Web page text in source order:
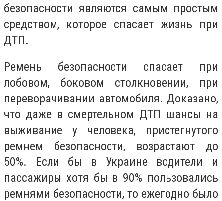
безопасности являются самым простым
средством, которое спасает жизнь при
ДТП.
Ремень безопасности спасает при
лобовом, боковом столкновении, при
переворачивании автомобиля. Доказано,
что даже в смертельном ДТП шансы на
выживание у человека, пристегнутого
ремнем безопасности, возрастают до
50%. Если бы в Украине водители и
пассажиры хотя бы в 90% пользовались
ремнями безопасности, то ежегодно было